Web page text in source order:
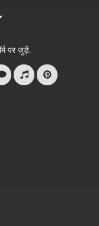
पर जुड़ें.